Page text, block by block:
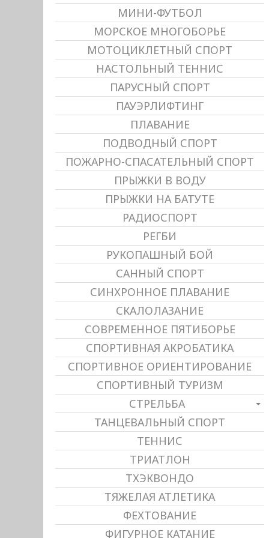
МИНИ-ФУТБОЛ
МОРСКОЕ МНОГОБОРЬЕ
МОТОЦИКЛЕТНЫЙ СПОРТ
НАСТОЛЬНЫЙ ТЕННИС
ПАРУСНЫЙ СПОРТ
ПАУЭРЛИФТИНГ
ПЛАВАНИЕ
ПОДВОДНЫЙ СПОРТ
ПОЖАРНО-СПАСАТЕЛЬНЫЙ СПОРТ
ПРЫЖКИ В ВОДУ
ПРЫЖКИ НА БАТУТЕ
РАДИОСПОРТ
РЕГБИ
РУКОПАШНЫЙ БОЙ
САННЫЙ СПОРТ
СИНХРОННОЕ ПЛАВАНИЕ
СКАЛОЛАЗАНИЕ
СОВРЕМЕННОЕ ПЯТИБОРЬЕ
СПОРТИВНАЯ АКРОБАТИКА
СПОРТИВНОЕ ОРИЕНТИРОВАНИЕ
СПОРТИВНЫЙ ТУРИЗМ
СТРЕЛЬБА
ТАНЦЕВАЛЬНЫЙ СПОРТ
ТЕННИС
ТРИАТЛОН
ТХЭКВОНДО
ТЯЖЕЛАЯ АТЛЕТИКА
ФЕХТОВАНИЕ
ФИГУРНОЕ КАТАНИЕ